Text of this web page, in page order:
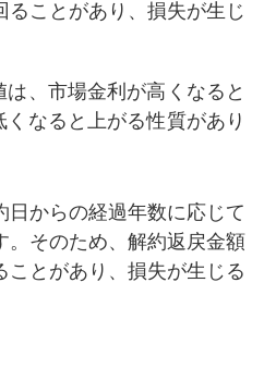
ることがあり、損失が生じ
、市場金利が高くなると
なると上がる性質があり
日からの経過年数に応じて
。そのため、解約返戻金額
ことがあり、損失が生じる